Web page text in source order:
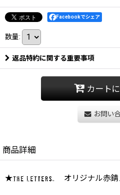
Facebookでシェア
数量:
返品特約に関する重要事項
カート
お問い
商品詳細
★ オリジナル赤